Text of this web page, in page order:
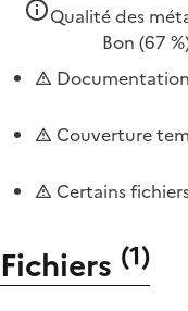
Qualité des
Bon (67
Couverture
Certains
Fichiers (1)